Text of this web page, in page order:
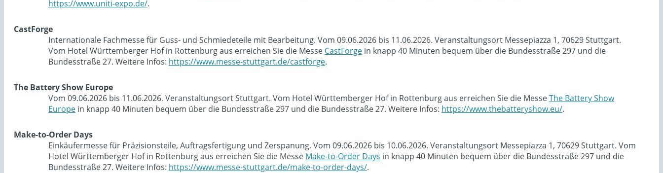
https://www.uniti-expo.de/.
CastForge
Internationale Fachmesse für Guss- und Schmiedeteile mit Bearbeitung. Vom 09.06.2026 bis 11.06.2026. Veranstaltungsort Messepiazza 1, 70629 Stuttgart.
Vom Hotel Württemberger Hof in Rottenburg aus erreichen Sie die Messe CastForge in knapp 40 Minuten bequem über die Bundesstraße 297 und die
Bundesstraße 27. Weitere Infos: https://www.messe-stuttgart.de/castforge.
The Battery Show Europe
Vom 09.06.2026 bis 11.06.2026. Veranstaltungsort Stuttgart. Vom Hotel Württemberger Hof in Rottenburg aus erreichen Sie die MesseThe Battery Show
Europe in knapp 40 Minuten bequem über die Bundesstraße 297 und die Bundesstraße 27. Weitere Infos: https://www.thebatteryshow.eu/.
Make-to-Order Days
Einkäufermesse für Präzisionsteile, Auftragsfertigung und Zerspanung. Vom 09.06.2026 bis 10.06.2026. Veranstaltungsort Messepiazza 1, 70629 Stuttgart. Vom
Hotel Württemberger Hof in Rottenburg aus erreichen Sie die Messe Make-to-Order Days in knapp 40 Minuten bequem über die Bundesstraße 297 und die
Bundesstraße 27. Weitere Infos: https://www.messe-stuttgart.de/make-to-order-days/.